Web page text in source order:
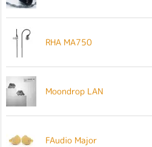
RHA MA750
Moondrop LAN
FAudio Major